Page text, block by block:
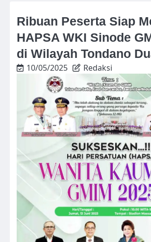
Ribuan Peserta Siap
HAPSA WKI Sinode
di Wilayah Tondano
10/05/2025 Redaksi